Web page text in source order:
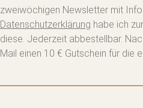
zweiwöchigen Newsletter mit
Datenschutzerklärung habe ich
diese. Jederzeit abbestellbar.
Mail einen 10 € Gutschein für die